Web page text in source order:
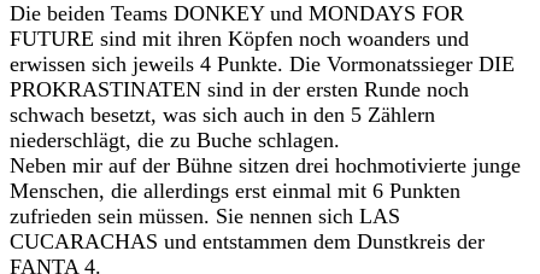
Die beiden Teams DONKEY und MONDAYS FOR
FUTURE sind mit ihren Köpfen noch woanders und
erwissen sich jeweils 4 Punkte. Die Vormonatssieger DIE
PROKRASTINATEN sind in der ersten Runde noch
schwach besetzt, was sich auch in den 5 Zählern
niederschlägt, die zu Buche schlagen.
Neben mir auf der Bühne sitzen drei hochmotivierte junge
Menschen, die allerdings erst einmal mit 6 Punkten
zufrieden sein müssen. Sie nennen sich LAS
CUCARACHAS und entstammen dem Dunstkreis der
FANTA 4.